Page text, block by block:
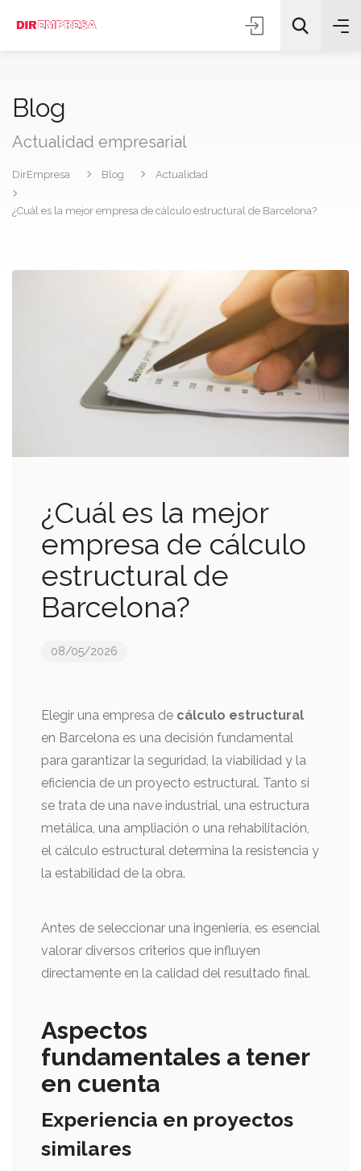
Blog
Actualidad empresarial
DirEmpresa Blog Actualidad
¿Cuál es la mejor empresa de cálculo estructural de Barcelona?
¿Cuál es la mejor
empresa de cálculo
estructural de
Barcelona?
08/05/2026
Elegir una empresa de cálculo estructural
en Barcelona es una decisión fundamental
para garantizar la seguridad, la viabilidad y la
eficiencia de un proyecto estructural. Tanto si
se trata de una nave industrial, una estructura
metálica, una ampliación o una rehabilitación,
el cálculo estructural determina la resistencia y
la estabilidad de la obra.
Antes de seleccionar una ingeniería, es esencial
valorar diversos criterios que influyen
directamente en la calidad del resultado final.
Aspectos
fundamentales a tener
en cuenta
Experiencia en proyectos
similares